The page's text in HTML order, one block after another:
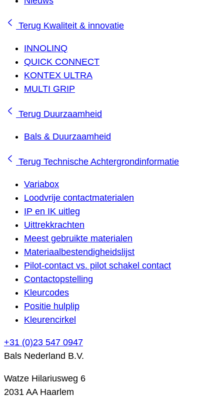
Terug Kwaliteit & innovatie
INNOLINQ
QUICK CONNECT
KONTEX ULTRA
MULTI GRIP
Terug Duurzaamheid
Bals & Duurzaamheid
Terug Technische Achtergrondinformatie
Variabox
Loodvrije contactmaterialen
IP en IK uitleg
Uittrekkrachten
Meest gebruikte materialen
Materiaalbestendigheidslijst
Pilot-contact vs. pilot schakel contact
Contactopstelling
Kleurcodes
Positie hulplip
Kleurencirkel
+31 (0)23 547 0947
Bals Nederland B.V.
Watze Hilariusweg 6
2031 AA Haarlem